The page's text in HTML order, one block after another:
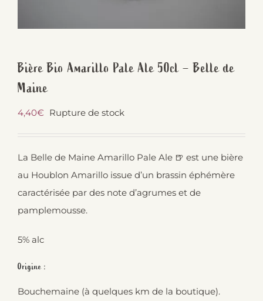
Bière Bio Amarillo Pale Ale 50cl – Belle de
Maine
4,40€ Rupture de stock
La Belle de Maine Amarillo Pale Ale 🍺 est une bière
au Houblon Amarillo issue d’un brassin éphémère
caractérisée par des note d’agrumes et de
pamplemousse.
5% alc
Origine :
Bouchemaine (à quelques km de la boutique).